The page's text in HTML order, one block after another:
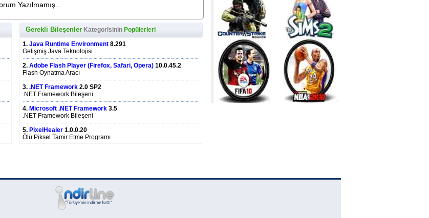
Yazılmamış...
Gerekli Bileşenler Kategorisinin Popülerleri
1. Java Runtime Environment 8.291
Gelişmiş Java Teknolojisi
2. Adobe Flash Player (Firefox, Safari, Opera) 10.0.45.2
Flash Oynatma Aracı
3. .NET Framework 2.0 SP2
.NET Framework Bileşeni
4. Microsoft .NET Framework 3.5
.NET Framework Bileşeni
5. PixelHealer 1.0.0.20
Ölü Piksel Tamir Etme Programı